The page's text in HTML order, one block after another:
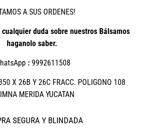
A SUS ORDENES!
cualquier duda sobre nuestros Bálsamos
haganolo saber.
: 9992611508
X 26B Y 26C FRACC. POLIGONO 108
MERIDA YUCATAN
SEGURA Y BLINDADA